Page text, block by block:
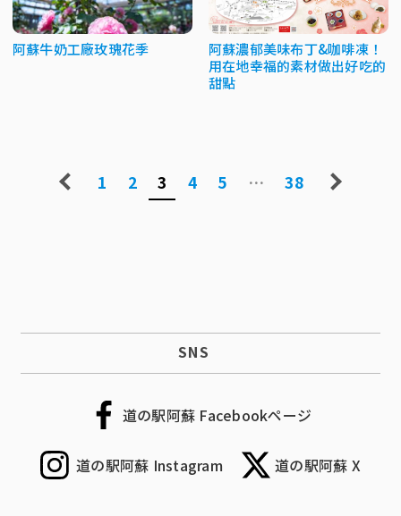
阿蘇牛奶工廠玫瑰花季
阿蘇濃郁美味布丁&咖啡凍！
用在地幸福的素材做出好吃的
甜點
1 2 3 4 5 … 38
SNS
道の駅阿蘇 Facebookページ
道の駅阿蘇 Instagram 道の駅阿蘇 X